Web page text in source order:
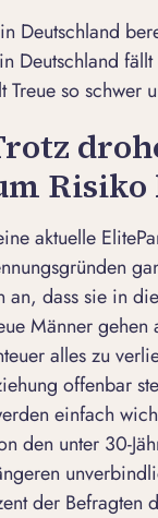
Deutschland
Deutschland
so schwer
aktuelle
dass sie in
Männer
alles zu
offenbar
einfach
den unter 30-
der Befragten